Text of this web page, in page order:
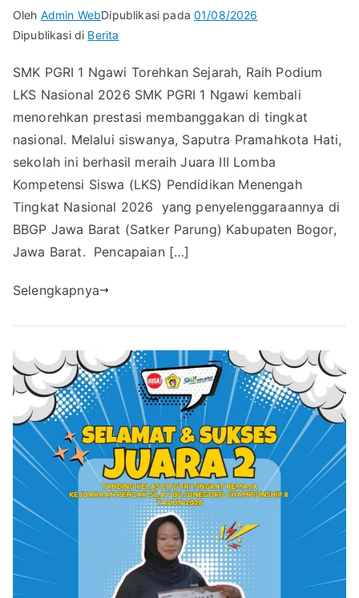
Oleh Admin WebDipublikasi pada 01/08/2026
Dipublikasi di Berita
SMK PGRI 1 Ngawi Torehkan Sejarah, Raih Podium
LKS Nasional 2026 SMK PGRI 1 Ngawi kembali
menorehkan prestasi membanggakan di tingkat
nasional. Melalui siswanya, Saputra Pramahkota Hati,
sekolah ini berhasil meraih Juara III Lomba
Kompetensi Siswa (LKS) Pendidikan Menengah
Tingkat Nasional 2026 yang penyelenggaraannya di
BBGP Jawa Barat (Satker Parung) Kabupaten Bogor,
Jawa Barat. Pencapaian […]
Selengkapnya